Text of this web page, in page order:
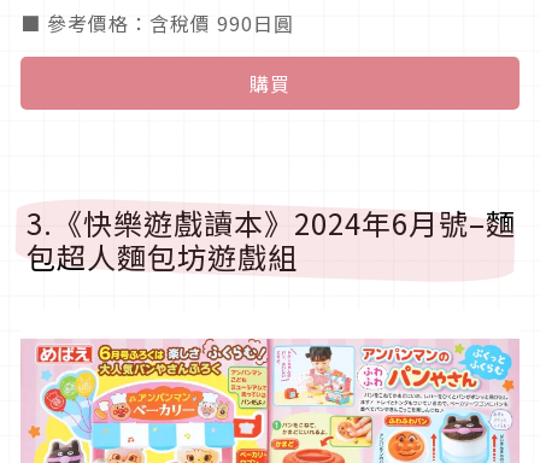
■ 參考價格：含稅價 990日圓
購買
3.《快樂遊戲讀本》2024年6月號–麵
包超人麵包坊遊戲組